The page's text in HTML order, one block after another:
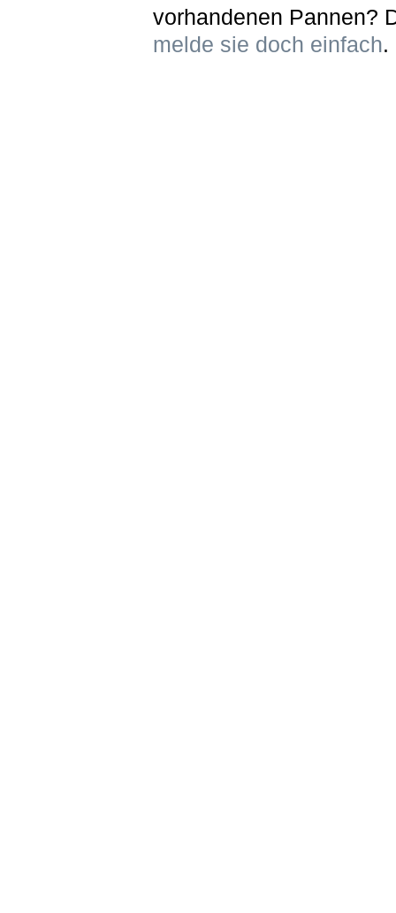
vorhandenen Pannen?
melde sie doch einfach.